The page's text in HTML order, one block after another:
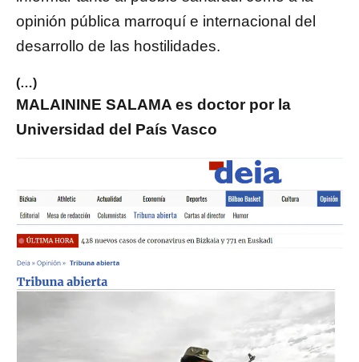
opinión pública marroquí e internacional del
desarrollo de las hostilidades.
(…)
MALAININE SALAMA es doctor por la
Universidad del País Vasco